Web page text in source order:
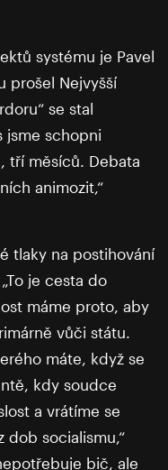
systému je Pavel
prošel Nejvyšší
se stal
jsme schopni
tří měsíců. Debata
animozit,“
tlaky na postihování
je cesta do
máme proto, aby
vůči státu.
máte, když se
kdy soudce
a vrátíme se
dob socialismu,“
bič, ale